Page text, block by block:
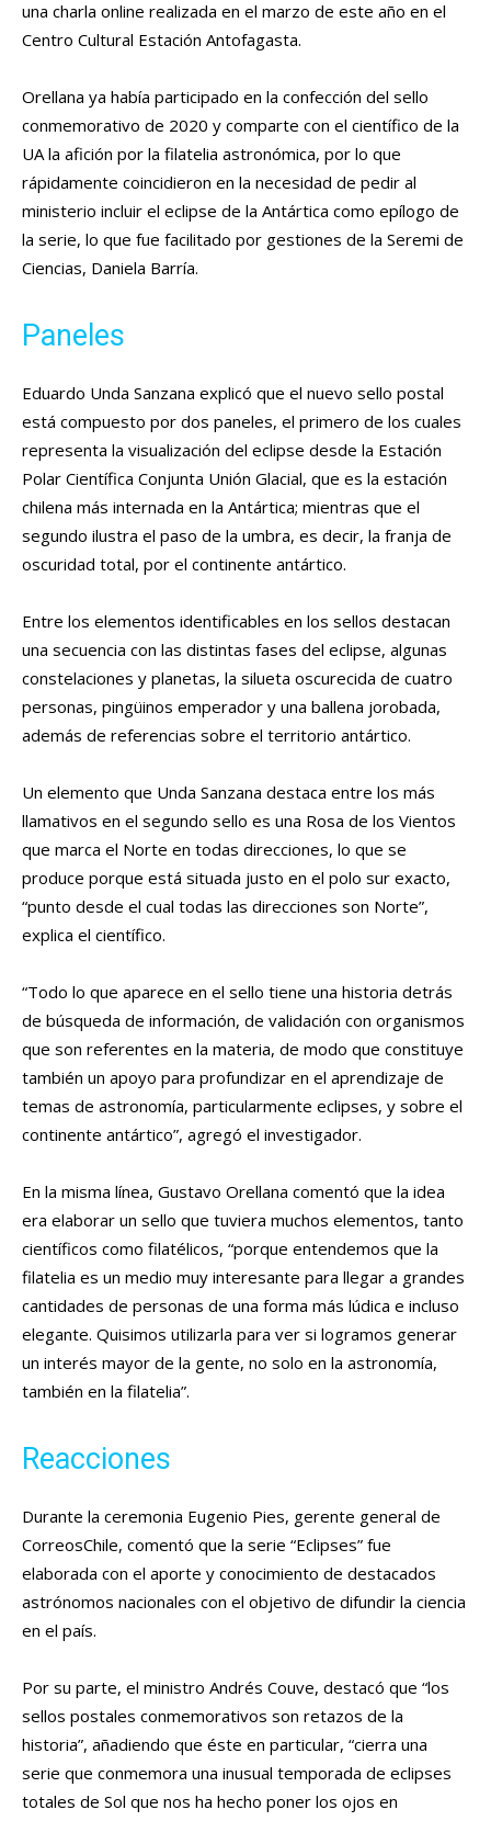
una charla online realizada en el marzo de este año en el
Centro Cultural Estación Antofagasta.
Orellana ya había participado en la confección del sello
conmemorativo de 2020 y comparte con el científico de la
UA la afición por la filatelia astronómica, por lo que
rápidamente coincidieron en la necesidad de pedir al
ministerio incluir el eclipse de la Antártica como epílogo de
la serie, lo que fue facilitado por gestiones de la Seremi de
Ciencias, Daniela Barría.
Paneles
Eduardo Unda Sanzana explicó que el nuevo sello postal
está compuesto por dos paneles, el primero de los cuales
representa la visualización del eclipse desde la Estación
Polar Científica Conjunta Unión Glacial, que es la estación
chilena más internada en la Antártica; mientras que el
segundo ilustra el paso de la umbra, es decir, la franja de
oscuridad total, por el continente antártico.
Entre los elementos identificables en los sellos destacan
una secuencia con las distintas fases del eclipse, algunas
constelaciones y planetas, la silueta oscurecida de cuatro
personas, pingüinos emperador y una ballena jorobada,
además de referencias sobre el territorio antártico.
Un elemento que Unda Sanzana destaca entre los más
llamativos en el segundo sello es una Rosa de los Vientos
que marca el Norte en todas direcciones, lo que se
produce porque está situada justo en el polo sur exacto,
“punto desde el cual todas las direcciones son Norte”,
explica el científico.
“Todo lo que aparece en el sello tiene una historia detrás
de búsqueda de información, de validación con organismos
que son referentes en la materia, de modo que constituye
también un apoyo para profundizar en el aprendizaje de
temas de astronomía, particularmente eclipses, y sobre el
continente antártico”, agregó el investigador.
En la misma línea, Gustavo Orellana comentó que la idea
era elaborar un sello que tuviera muchos elementos, tanto
científicos como filatélicos, “porque entendemos que la
filatelia es un medio muy interesante para llegar a grandes
cantidades de personas de una forma más lúdica e incluso
elegante. Quisimos utilizarla para ver si logramos generar
un interés mayor de la gente, no solo en la astronomía,
también en la filatelia”.
Reacciones
Durante la ceremonia Eugenio Pies, gerente general de
CorreosChile, comentó que la serie “Eclipses” fue
elaborada con el aporte y conocimiento de destacados
astrónomos nacionales con el objetivo de difundir la ciencia
en el país.
Por su parte, el ministro Andrés Couve, destacó que “los
sellos postales conmemorativos son retazos de la
historia”, añadiendo que éste en particular, “cierra una
serie que conmemora una inusual temporada de eclipses
totales de Sol que nos ha hecho poner los ojos en